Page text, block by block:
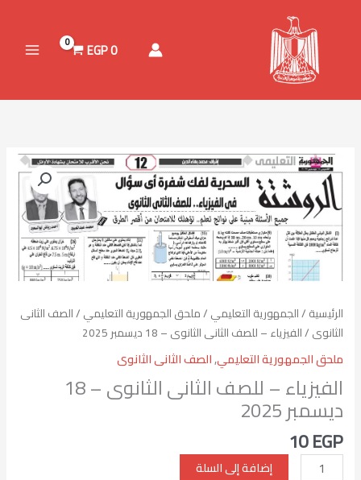
0
EGP
الرئيسية /الجمهورية التعليمي /ملحق الجمهورية التعليمي /الصف الثانى
الثانوى / الفيزياء – للصف الثانى الثانوى – 18 ديسمبر 2025
ملحق الجمهورية التعليمي,الصف الثانى الثانوى
الفيزياء – للصف الثانى الثانوى – 18
ديسمبر 2025
10EGP
كمية
الفيزياء
للصف
الثانى
الثانوى
–
ديسمبر
2025
إضافة إلى السلة